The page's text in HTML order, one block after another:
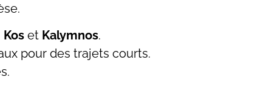
Kos et Kalymnos.
pour des trajets courts.